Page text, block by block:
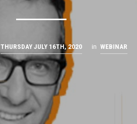
THURSDAY JULY 16TH, 2020 in WEBINAR